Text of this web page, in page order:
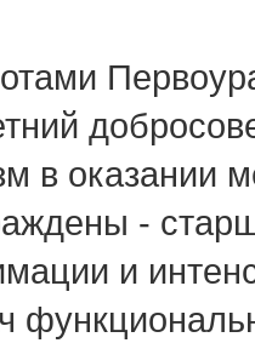
в оказании
-
и